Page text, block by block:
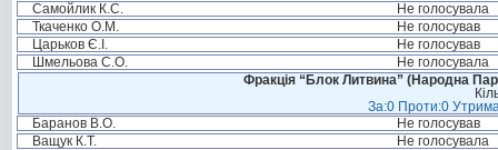
Самойлик К.С.
Не голосувала
Ткаченко О.М.
Не голосував
Царьков Є.І.
Не голосував
Шмельова С.О.
Не голосувала
Фракція “Блок Литвина” (Народна
За:0 Проти:0
Баранов В.О.
Не голосував
Ващук К.Т.
Не голосувала